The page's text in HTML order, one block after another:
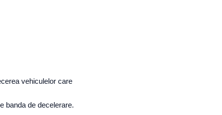
vehiculelor care
banda de decelerare.